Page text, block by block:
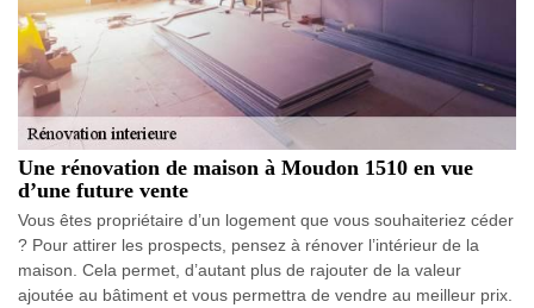
Une rénovation de maison à Moudon 1510 en vue
d’une future vente
Vous êtes propriétaire d’un logement que vous souhaiteriez céder
? Pour attirer les prospects, pensez à rénover l’intérieur de la
maison. Cela permet, d’autant plus de rajouter de la valeur
ajoutée au bâtiment et vous permettra de vendre au meilleur prix.